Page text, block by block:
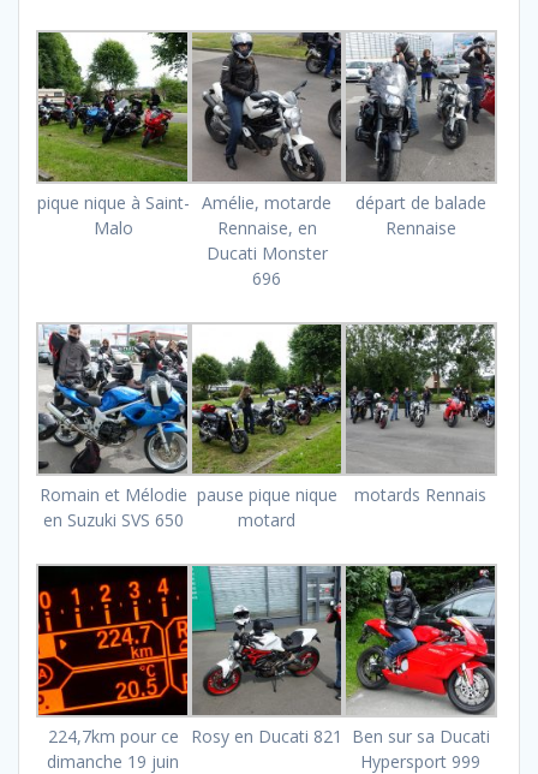
pique nique à Saint-
Malo
Amélie, motarde
Rennaise, en
Ducati Monster
696
départ de balade
Rennaise
Romain et Mélodie
en Suzuki SVS 650
pause pique nique
motard
motards Rennais
224,7km pour ce
dimanche 19 juin
Rosy en Ducati 821
Ben sur sa Ducati
Hypersport 999